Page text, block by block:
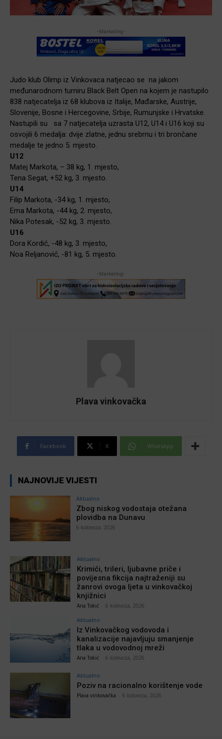
-Marketing-
Judo klub Olimp iz Vinkovaca natjecao se na jakom
međunarodnom turniru Black Belt Open na kojem je nastupilo
838 natjecatelja iz 68 klubova iz Italije, Mađarske, Austrije,
Slovenije, Bosne i Hercegovine, Srbije, Rumunjske i Hrvatske.
Nastupili su sa 7 natjecatelja uzrasta U12, U14 i U16 koji su
osvojili 6 medalja: dvije zlatne, jednu srebrnu i tri brončane
medalje te jedno 5. mjesto.
U12
Matej Markota, – 38 kg, 1. mjesto,
Tena Segat, +52 kg, 3. mjesto.
U14
Filip Markota, -34 kg, 1. mjesto,
Ema Markota, -44 kg, 2. mjesto,
Nika Potesak, -52 kg, 3. mjesto.
U16
Dora Kordić, -48 kg, 3. mjesto,
Noa Reljanović, -81 kg, 5. mjesto.
-Marketing-
Plava vinkovačka
Facebook X WhatsApp
NAJNOVIJE VIJESTI
Aktualno
Zbog niskog vodostaja otežana
plovidba na Dunavu
6 kolovoza, 2026
Aktualno
Krimići, trileri, ljubavne priče i
povijesna fikcija najtraženiji su
žanrovi ovoga ljeta u vinkovačkoj
knjižnici
Ana Tokić 6 kolovoza, 2026
Aktualno
Iz Vinkovačkog vodovoda i
kanalizacije najavljuju smanjenje
tlaka u vodovodnoj mreži
Ana Tokić 6 kolovoza, 2026
Aktualno
Poziv na racionalno korištenje vode
Plava vinkovačka 6 kolovoza, 2026